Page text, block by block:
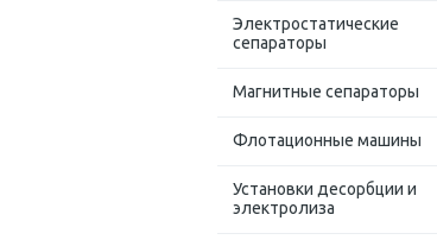
Электростатические
сепараторы
Магнитные сепараторы
Флотационные машины
Установки десорбции и
электролиза